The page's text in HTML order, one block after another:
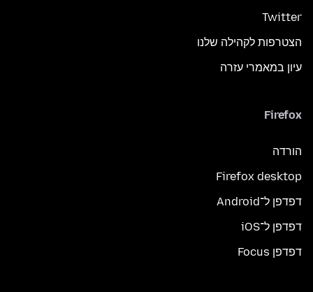
Twitter
הצטרפות לקהילה שלנו
עיון במאמרי עזרה
Firefox
הורדה
Firefox desktop
דפדפן ל־Android
דפדפן ל־iOS
דפדפן Focus